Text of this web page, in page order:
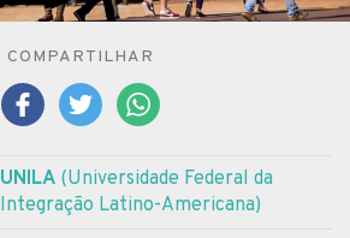
COMPARTILHAR
UNILA (Universidade Federal da
Integração Latino-Americana)